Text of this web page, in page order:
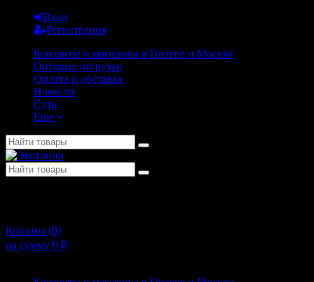
Вход
Регистрация
Контакты и магазины в Питере и Москве
Оптовые отгрузки
Оплата и доставка
Новости
Суть
Еще
Корзина (0)
на сумму 0 ₽